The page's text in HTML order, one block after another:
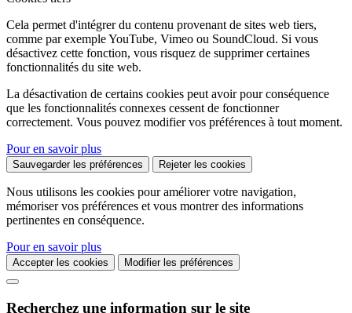
Cela permet d'intégrer du contenu provenant de sites web tiers,
comme par exemple YouTube, Vimeo ou SoundCloud. Si vous
désactivez cette fonction, vous risquez de supprimer certaines
fonctionnalités du site web.
La désactivation de certains cookies peut avoir pour conséquence
que les fonctionnalités connexes cessent de fonctionner
correctement. Vous pouvez modifier vos préférences à tout moment.
Pour en savoir plus
Sauvegarder les préférences Rejeter les cookies
Nous utilisons les cookies pour améliorer votre navigation,
mémoriser vos préférences et vous montrer des informations
pertinentes en conséquence.
Pour en savoir plus
Accepter les cookies Modifier les préférences
Recherchez une information sur le site